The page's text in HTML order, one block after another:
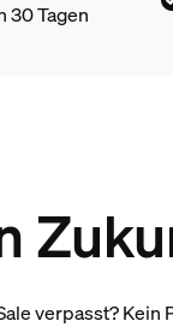
30 Tagen
verpasst? Kein